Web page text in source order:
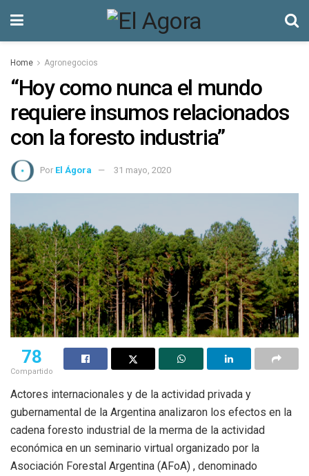
Home Agronegocios
“Hoy como nunca el mundo
requiere insumos relacionados
con la foresto industria”
Por El Ágora 31 mayo, 2020
78
Compartido
Actores internacionales y de la actividad privada y
gubernamental de la Argentina analizaron los efectos en la
cadena foresto industrial de la merma de la actividad
económica en un seminario virtual organizado por la
Asociación Forestal Argentina (AFoA) , denominado